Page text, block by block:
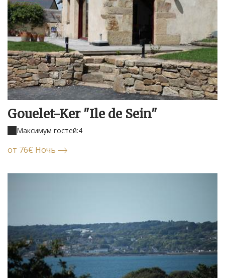
Gouelet-Ker "Ile de Sein"
Максимум гостей:4
oт 76€ Ночь